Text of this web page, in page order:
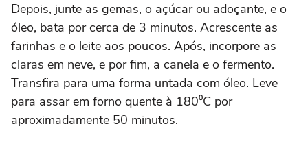
Depois, junte as gemas, o açúcar ou adoçante, e o
óleo, bata por cerca de 3 minutos. Acrescente as
farinhas e o leite aos poucos. Após, incorpore as
claras em neve, e por fim, a canela e o fermento.
Transfira para uma forma untada com óleo. Leve
para assar em forno quente à 180⁰C por
aproximadamente 50 minutos.